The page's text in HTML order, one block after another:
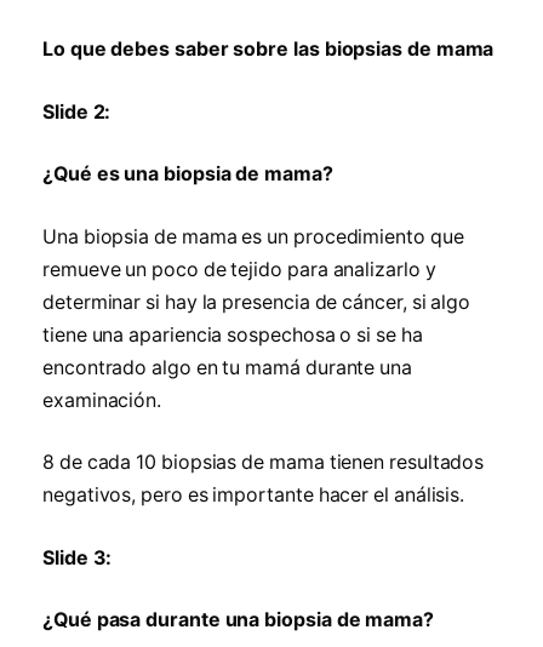
Lo que debes saber sobre las biopsias de mama
Slide 2:
¿Qué es una biopsia de mama?
Una biopsia de mama es un procedimiento que
remueve un poco de tejido para analizarlo y
determinar si hay la presencia de cáncer, si algo
tiene una apariencia sospechosa o si se ha
encontrado algo en tu mamá durante una
examinación.
8 de cada 10 biopsias de mama tienen resultados
negativos, pero es importante hacer el análisis.
Slide 3:
¿Qué pasa durante una biopsia de mama?